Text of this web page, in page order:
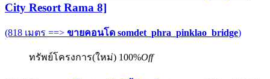
City Resort Rama 8]
(818 เมตร ==> ขายคอนโด somdet_phra_pinklao_bridge)
ทรัพย์โครงการ(ใหม่) 100%Off